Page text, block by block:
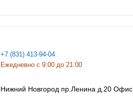
+7 (831) 413-94-04
Ежедневно с 9:00 до 21:00
Нижний Новгород пр.Ленина д.20